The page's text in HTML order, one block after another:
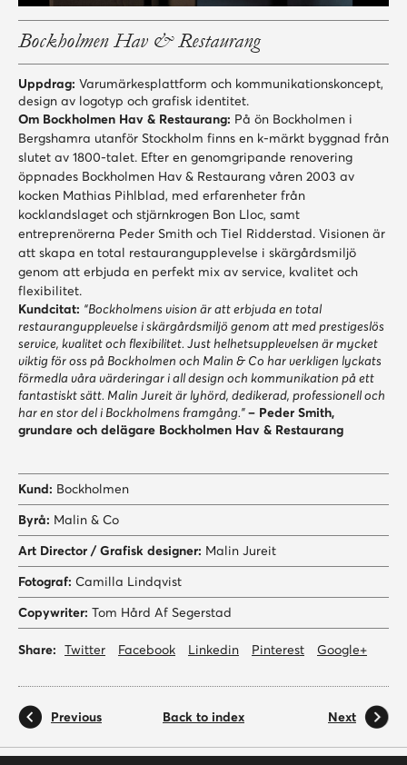
Bockholmen Hav & Restaurang
Uppdrag: Varumärkesplattform och kommunikationskoncept,
design av logotyp och grafisk identitet.
Om Bockholmen Hav & Restaurang: På ön Bockholmen i
Bergshamra utanför Stockholm finns en k-märkt byggnad från
slutet av 1800-talet. Efter en genomgripande renovering
öppnades Bockholmen Hav & Restaurang våren 2003 av
kocken Mathias Pihlblad, med erfarenheter från
kocklandslaget och stjärnkrogen Bon Lloc, samt
entreprenörerna Peder Smith och Tiel Ridderstad. Visionen är
att skapa en total restaurangupplevelse i skärgårdsmiljö
genom att erbjuda en perfekt mix av service, kvalitet och
flexibilitet.
Kundcitat: “Bockholmens vision är att erbjuda en total
restaurangupplevelse i skärgårdsmiljö genom att med prestigeslös
service, kvalitet och flexibilitet. Just helhetsupplevelsen är mycket
viktig för oss på Bockholmen och Malin & Co har verkligen lyckats
förmedla våra värderingar i all design och kommunikation på ett
fantastiskt sätt. Malin Jureit är lyhörd, dedikerad, professionell och
har en stor del i Bockholmens framgång.”– Peder Smith,
grundare och delägare Bockholmen Hav & Restaurang
Kund: Bockholmen
Byrå: Malin & Co
Art Director / Grafisk designer: Malin Jureit
Fotograf: Camilla Lindqvist
Copywriter: Tom Hård Af Segerstad
Share: Twitter Facebook Linkedin Pinterest Google+
Previous Next
Back to index